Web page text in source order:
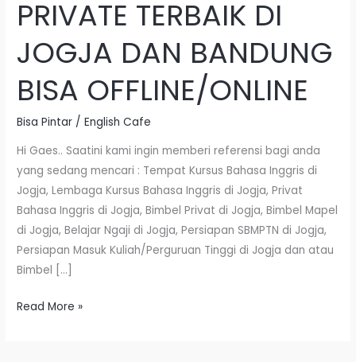
PRIVATE TERBAIK DI
JOGJA DAN BANDUNG
BISA OFFLINE/ONLINE
Bisa Pintar /English Cafe
Hi Gaes.. Saatini kami ingin memberi referensi bagi anda
yang sedang mencari : Tempat Kursus Bahasa Inggris di
Jogja, Lembaga Kursus Bahasa Inggris di Jogja, Privat
Bahasa Inggris di Jogja, Bimbel Privat di Jogja, Bimbel Mapel
di Jogja, Belajar Ngaji di Jogja, Persiapan SBMPTN di Jogja,
Persiapan Masuk Kuliah/Perguruan Tinggi di Jogja dan atau
Bimbel […]
TERBAIK
JOGJA
BANDUNG
BISA
Read More »